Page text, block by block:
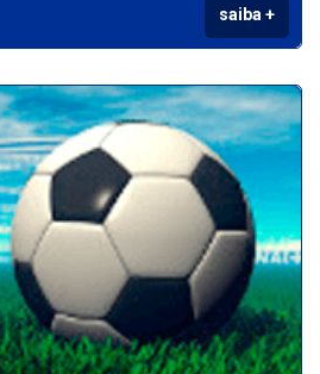
saiba +